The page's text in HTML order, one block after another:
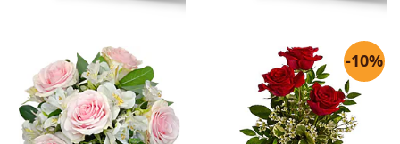
-10%